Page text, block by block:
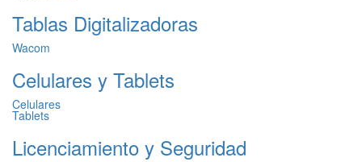
Tablas Digitalizadoras
Wacom
Celulares y Tablets
Celulares
Tablets
Licenciamiento y Seguridad